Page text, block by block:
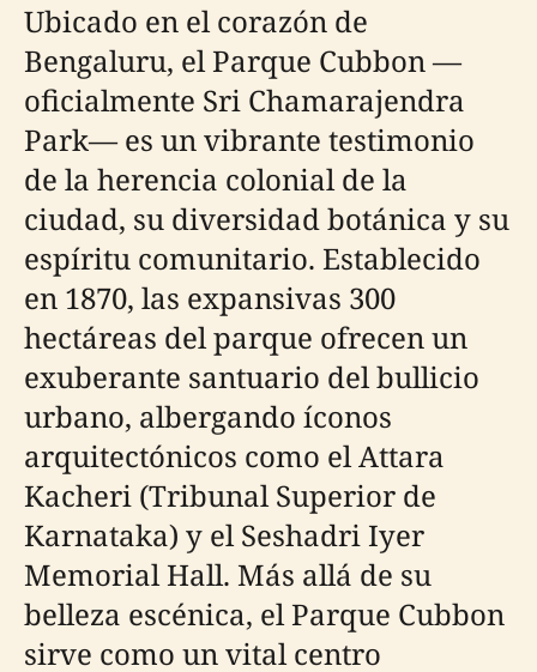
Ubicado en el corazón de
Bengaluru, el Parque Cubbon —
oficialmente Sri Chamarajendra
Park— es un vibrante testimonio
de la herencia colonial de la
ciudad, su diversidad botánica y su
espíritu comunitario. Establecido
en 1870, las expansivas 300
hectáreas del parque ofrecen un
exuberante santuario del bullicio
urbano, albergando íconos
arquitectónicos como el Attara
Kacheri (Tribunal Superior de
Karnataka) y el Seshadri Iyer
Memorial Hall. Más allá de su
belleza escénica, el Parque Cubbon
sirve como un vital centro